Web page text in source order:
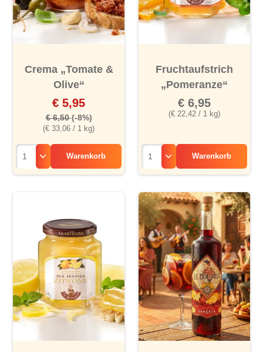
Crema „Tomate &
Olive“
(€ 33,06 / 1 kg)
€ 5,95
€ 6,50(-8%)
Warenkorb
Fruchtaufstrich
„Pomeranze“
(€ 22,42 / 1 kg)
€ 6,95
Warenkorb